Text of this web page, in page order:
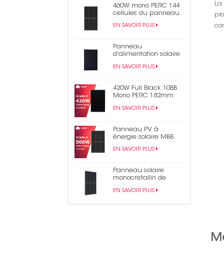
460W mono PERC 144
cellules du panneau
panneau
EN SAVOIR PLUS
Panneau
d'alimentation solaire
monocristallins de 430
EN SAVOIR PLUS
420W Full Black 10BB
Mono PERC 182mm
demi-cellule
EN SAVOIR PLUS
Panneau PV à
énergie solaire MBB
500W
EN SAVOIR PLUS
Panneau solaire
monocristallin de
bardeaux PERC 490W
EN SAVOIR PLUS